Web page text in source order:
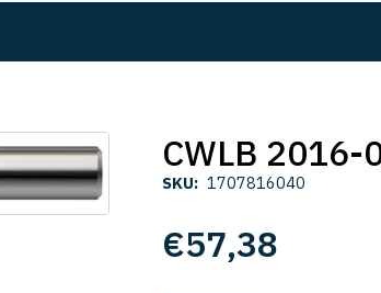
CWLB 2016-
SKU: 1707816040
€57,38